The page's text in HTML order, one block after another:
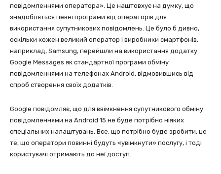
повідомленнями оператора». Це наштовхує на думку, що
знадобляться певні програми від операторів для
використання супутникових повідомлень. Це було б дивно,
оскільки кожен великий оператор і виробники смартфонів,
наприклад, Samsung, перейшли на використання додатку
Google Messages як стандартної програми обміну
повідомленнями на телефонах Android, відмовившись від
спроб створення своїх додатків.
Google повідомляє, що для ввімкнення супутникового обміну
повідомленнями на Android 15 не буде потрібно ніяких
спеціальних налаштувань. Все, що потрібно буде зробити, це
те, що оператори повинні будуть «увімкнути» послугу, і тоді
користувачі отримають до неї доступ.